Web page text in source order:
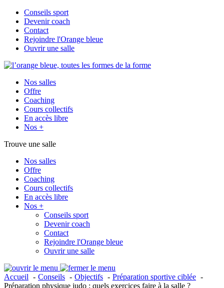
Conseils sport
Devenir coach
Contact
Rejoindre l'Orange bleue
Ouvrir une salle
Nos salles
Offre
Coaching
Cours collectifs
En accès libre
Nos +
Trouve une salle
Nos salles
Offre
Coaching
Cours collectifs
En accès libre
Nos +
Conseils sport
Devenir coach
Contact
Rejoindre l'Orange bleue
Ouvrir une salle
Accueil Conseils Objectifs
Préparation sportive ciblée
Préparation physique judo : quels exercices faire à la salle ?